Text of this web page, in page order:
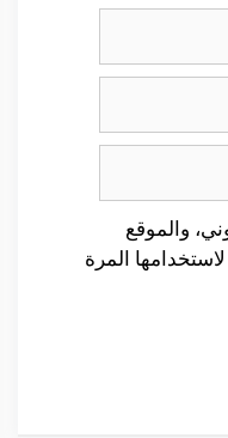
والموقع
المرة